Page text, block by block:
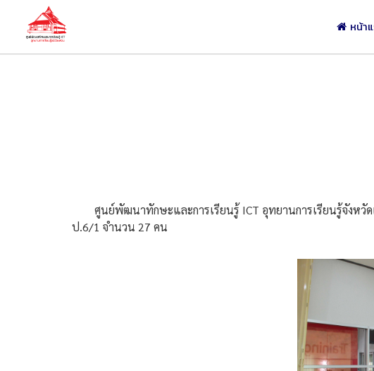
หน้า
ศูนย์พัฒนาทักษะและการเรียนรู้ ICT อุทยานการเรียนรู้จังหวัด
ป.6/1 จำนวน 27 คน